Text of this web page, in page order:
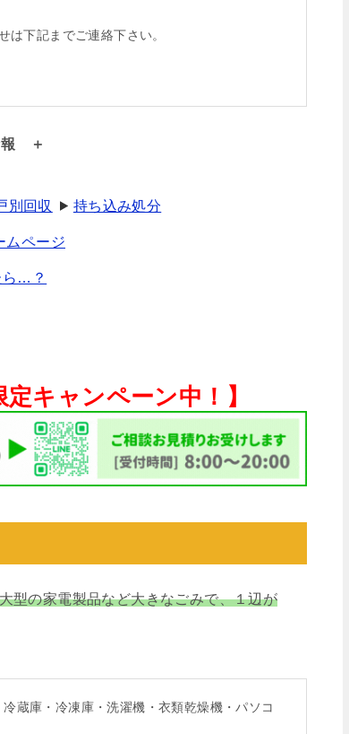
は下記までご連絡下さい。
別回収 持ち込み処分
ムページ
ら…？
キャンペーン中！】
型の家電製品など大きなごみで、１辺が
蔵庫・冷凍庫・洗濯機・衣類乾燥機・パソコ